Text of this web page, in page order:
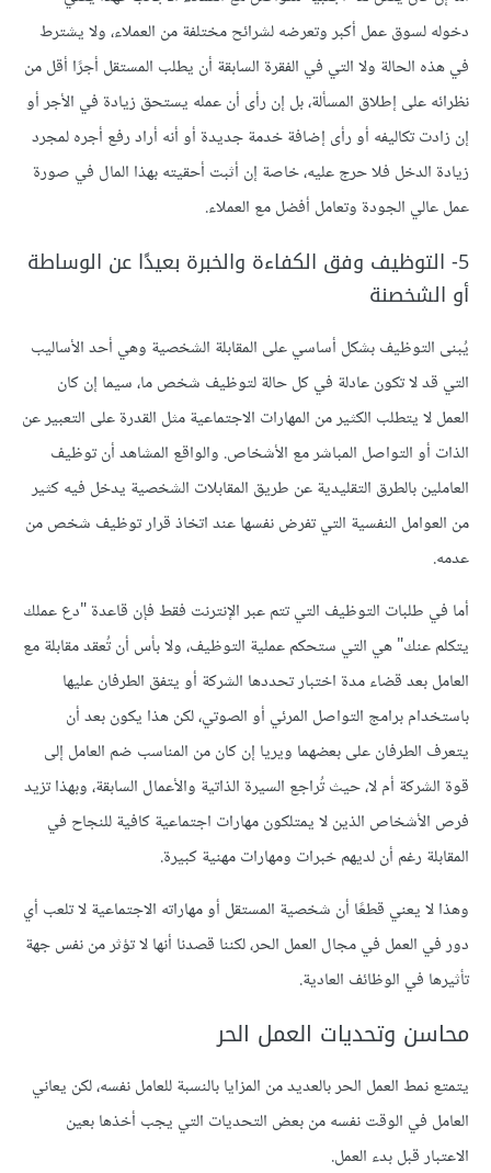
دخوله لسوق عمل أكبر وتعرضه لشرائح مختلفة من العملاء، ولا يشترط
في هذه الحالة ولا التي في الفقرة السابقة أن يطلب المستقل أجرًا أقل من
نظرائه على إطلاق المسألة، بل إن رأى أن عمله يستحق زيادة في الأجر أو
إن زادت تكاليفه أو رأى إضافة خدمة جديدة أو أنه أراد رفع أجره لمجرد
زيادة الدخل فلا حرج عليه، خاصة إن أثبت أحقيته بهذا المال في صورة
عمل عالي الجودة وتعامل أفضل مع العملاء.
5- التوظيف وفق الكفاءة والخبرة بعيدًا عن الوساطة
أو الشخصنة
يُبنى التوظيف بشكل أساسي على المقابلة الشخصية وهي أحد الأساليب
التي قد لا تكون عادلة في كل حالة لتوظيف شخص ما، سيما إن كان
العمل لا يتطلب الكثير من المهارات الاجتماعية مثل القدرة على التعبير عن
الذات أو التواصل المباشر مع الأشخاص. والواقع المشاهد أن توظيف
العاملين بالطرق التقليدية عن طريق المقابلات الشخصية يدخل فيه كثير
من العوامل النفسية التي تفرض نفسها عند اتخاذ قرار توظيف شخص من
عدمه.
أما في طلبات التوظيف التي تتم عبر الإنترنت فقط فإن قاعدة "دع عملك
يتكلم عنك" هي التي ستحكم عملية التوظيف، ولا بأس أن تُعقد مقابلة مع
العامل بعد قضاء مدة اختبار تحددها الشركة أو يتفق الطرفان عليها
باستخدام برامج التواصل المرئي أو الصوتي، لكن هذا يكون بعد أن
يتعرف الطرفان على بعضهما ويريا إن كان من المناسب ضم العامل إلى
قوة الشركة أم لا، حيث تُراجع السيرة الذاتية والأعمال السابقة، وبهذا تزيد
فرص الأشخاص الذين لا يمتلكون مهارات اجتماعية كافية للنجاح في
المقابلة رغم أن لديهم خبرات ومهارات مهنية كبيرة.
وهذا لا يعني قطعًا أن شخصية المستقل أو مهاراته الاجتماعية لا تلعب أي
دور في العمل في مجال العمل الحر، لكننا قصدنا أنها لا تؤثر من نفس جهة
تأثيرها في الوظائف العادية.
محاسن وتحديات العمل الحر
يتمتع نمط العمل الحر بالعديد من المزايا بالنسبة للعامل نفسه، لكن يعاني
العامل في الوقت نفسه من بعض التحديات التي يجب أخذها بعين
الاعتبار قبل بدء العمل.